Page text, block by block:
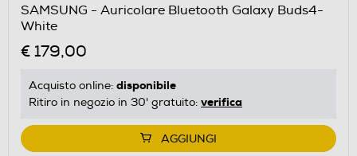
SAMSUNG - Auricolare Bluetooth Galaxy Buds4-
White
€ 179,00
Acquisto online: disponibile
Ritiro in negozio in 30' gratuito: verifica
AGGIUNGI